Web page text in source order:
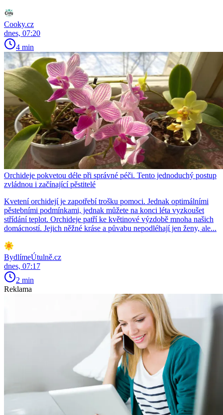
Cooky.cz
dnes, 07:20
4 min
Orchideje pokvetou déle při správné péči. Tento jednoduchý postup
zvládnou i začínající pěstitelé
Kvetení orchidejí je zapotřebí trošku pomoci. Jednak optimálními
pěstebními podmínkami, jednak můžete na konci léta vyzkoušet
střídání teplot. Orchideje patří ke květinové výzdobě mnoha našich
domácností. Jejich něžné kráse a půvabu nepodléhají jen ženy, ale...
BydlímeÚtulně.cz
dnes, 07:17
2 min
Reklama